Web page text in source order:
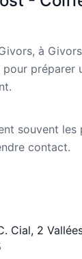
à
préparer
souvent
contact.
Cial, 2